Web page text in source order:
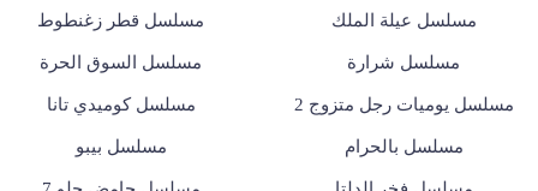
مسلسل عيلة الملك مسلسل قطر زغنطوط
مسلسل شرارة مسلسل السوق الحرة
مسلسل يوميات رجل متزوج 2 مسلسل كوميدي تانا
مسلسل بالحرام مسلسل بيبو